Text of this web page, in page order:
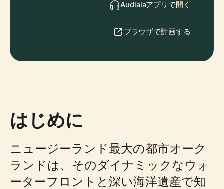
Audialaアプリで開く
ブラウザで計画する
はじめに
ニュージーランド最大の都市オーク
ランドは、そのダイナミックなウォ
ーターフロントと深い海洋遺産で知